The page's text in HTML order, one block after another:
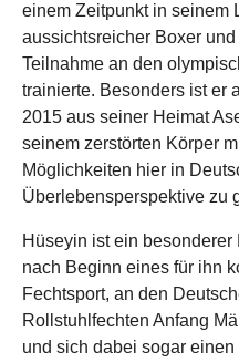
einem Zeitpunkt in seinem
aussichtsreicher Boxer
Teilnahme an den
trainierte. Besonders ist er
2015 aus seiner Heimat
seinem zerstörten Körper
Möglichkeiten hier in
Überlebensperspektive zu
Hüseyin ist ein
nach Beginn eines für ihn
Fechtsport, an den
Rollstuhlfechten Anfang
und sich dabei sogar